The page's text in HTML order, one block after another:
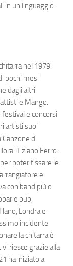
in un linguaggio
nel 1979
pochi mesi
dagli altri
e Mango.
e concorsi
artisti suoi
Canzone di
Tiziano Ferro.
poter fissare le
e
con band più o
e pub,
Londra e
incidente
la chitarra è
riesce grazie alla
ha iniziato a